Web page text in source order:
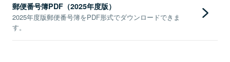
郵便番号簿PDF（2025年度版）
2025年度版郵便番号簿をPDF形式でダウンロードできま
す。